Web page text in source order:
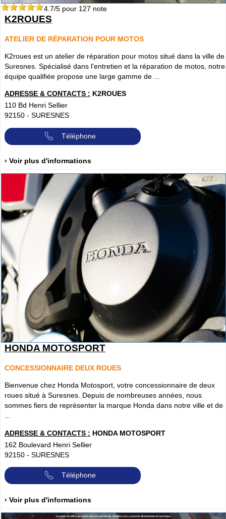
4.7/5 pour 127 note
K2ROUES
ATELIER DE RÉPARATION POUR MOTOS
K2roues est un atelier de réparation pour motos situé dans la ville de
Suresnes. Spécialisé dans l'entretien et la réparation de motos, notre
équipe qualifiée propose une large gamme de ...
ADRESSE & CONTACTS : K2ROUES
110 Bd Henri Sellier
92150 - SURESNES
Téléphone
› Voir plus d'informations
HONDA MOTOSPORT
CONCESSIONNAIRE DEUX ROUES
Bienvenue chez Honda Motosport, votre concessionnaire de deux
roues situé à Suresnes. Depuis de nombreuses années, nous
sommes fiers de représenter la marque Honda dans notre ville et de
...
ADRESSE & CONTACTS : HONDA MOTOSPORT
162 Boulevard Henri Sellier
92150 - SURESNES
Téléphone
› Voir plus d'informations